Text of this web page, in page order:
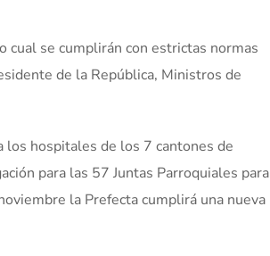
cual se cumplirán con estrictas normas
de la República, Ministros de
hospitales de los 7 cantones de
para las 57 Juntas Parroquiales para
la Prefecta cumplirá una nueva